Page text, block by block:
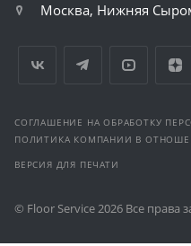
Москва, Нижняя
СОГЛАШЕНИЕ НА ОБРАБОТКУ
ПОЛИТИКА КОМПАНИИ В
ВЕРСИЯ ДЛЯ ПЕЧАТИ
© Floor Service 2026 Все